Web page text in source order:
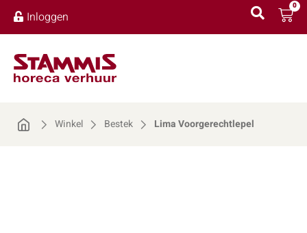
Inloggen
0
Winkel Bestek Lima Voorgerechtlepel